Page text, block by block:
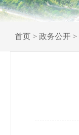
首页 > 政务公开 >